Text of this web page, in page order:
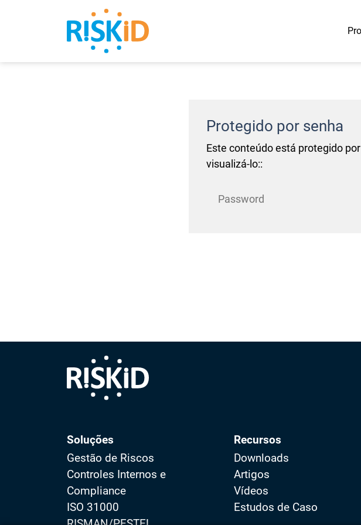
Search
Protegido por senha
Este conteúdo está protegido
visualizá-lo::
Soluções
Gestão de Riscos
Controles Internos e
Compliance
ISO 31000
Recursos
Downloads
Artigos
Vídeos
Estudos de Caso